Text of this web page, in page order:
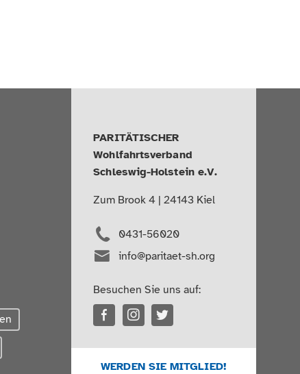
PARITÄTISCHER
Wohlfahrtsverband
Schleswig-Holstein e.V.
Zum Brook 4 | 24143 Kiel
0431-56020
info@paritaet-sh.org
Besuchen Sie uns auf:
WERDEN SIE MITGLIED!